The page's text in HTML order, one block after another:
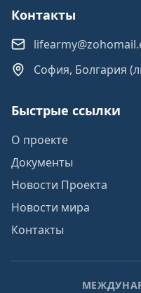
Контакты
София, Болгария
Быстрые ссылки
О проекте
Документы
Новости Проекта
Новости мира
Контакты